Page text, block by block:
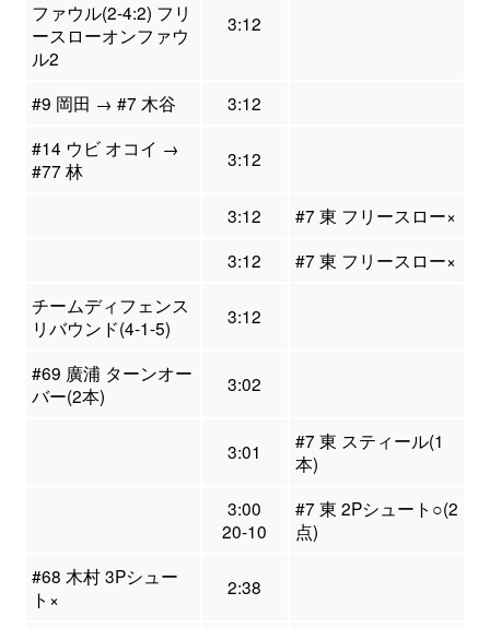
ファウル(2-4:2) フリ
ースローオンファウ
ル2
3:12
#9 岡田 → #7 木谷
3:12
#14 ウビ オコイ →
#77 林
3:12
3:12
#7 東 フリースロー×
3:12
#7 東 フリースロー×
チームディフェンス
リバウンド(4-1-5)
3:12
#69 廣浦 ターンオー
バー(2本)
3:02
3:01
#7 東 スティール(1
本)
3:00
20-10
#7 東 2Pシュート○(2
点)
#68 木村 3Pシュー
ト×
2:38